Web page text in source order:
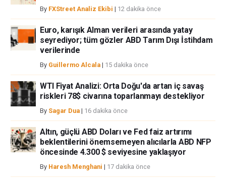
ortaklar yada katkıda bulunanlar tarafından genel piyasa yorumu olarak
bilgilerin kullanımı nedeniyle doğrudan yada dolaylı olarak ortaya
çıkabilecek herhangi bir kar kaybı herhangi bir sınırlama olmaksızın
herhangi bir kayıp ya da hasar için sorumluluk kabul etmemektedir.
By FXStreet Analiz Ekibi | 12 dakika önce
Euro, karışık Alman verileri arasında yatay
seyrediyor; tüm gözler ABD Tarım Dışı İstihdam
verilerinde
By Guillermo Alcala | 15 dakika önce
WTI Fiyat Analizi: Orta Doğu'da artan iç savaş
riskleri 78$ civarına toparlanmayı destekliyor
By Sagar Dua | 16 dakika önce
Altın, güçlü ABD Doları ve Fed faiz artırımı
beklentilerini önemsemeyen alıcılarla ABD NFP
öncesinde 4.300 $ seviyesine yaklaşıyor
By Haresh Menghani | 17 dakika önce